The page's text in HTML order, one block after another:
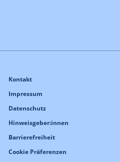
Kontakt
Impressum
Datenschutz
Hinweisgeber:innen
Barrierefreiheit
Cookie Präferenzen